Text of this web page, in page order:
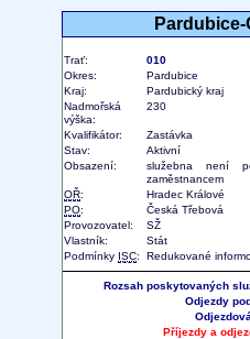
Trať:
010
Okres:
Pardubice
Kraj:
Pardubický kraj
Nadmořská
výška:
230
Kvalifikátor:
Zastávka
Stav:
Aktivní
Obsazení:
služebna není
zaměstnancem
OŘ:
Hradec Králové
PO:
Česká Třebová
Provozovatel:
SŽ
Vlastník:
Stát
Podmínky ISC: Redukované
Rozsah poskytovaných
Odjezdy
Příjezdy a